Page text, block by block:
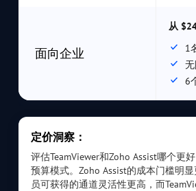
面向企业
从
1
6
定价洞察：
评估TeamViewer和Zoho Assist哪个更
预算模式。Zoho Assist的成本门槛明
员可获得的通道灵活性更高，而